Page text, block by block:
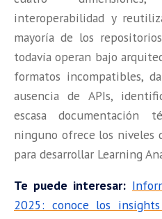
interoperabilidad y
mayoría de los
todavía operan bajo
formatos incompatibles,
ausencia de APIs,
escasa documentación
ninguno ofrece los niveles
para desarrollar Learning
Te puede interesar:
2025: conoce los